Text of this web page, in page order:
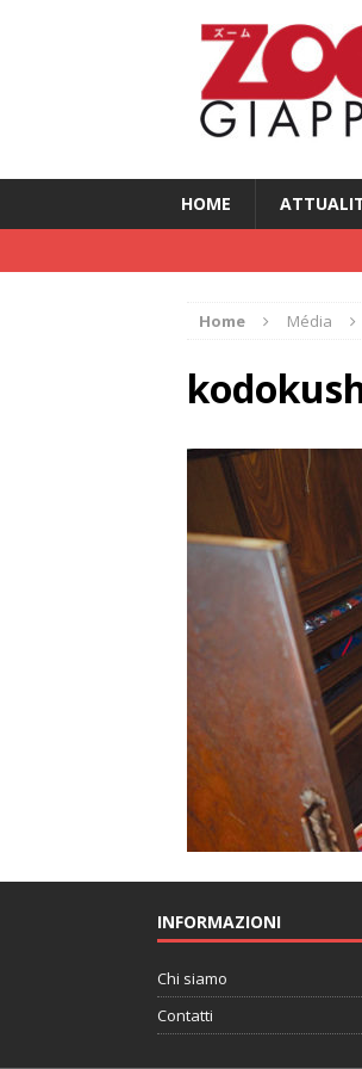
HOME
Home Média
INFORMAZIONI
Chi siamo
Contatti